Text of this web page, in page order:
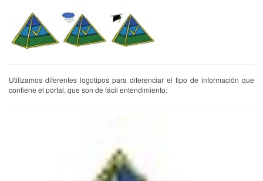
Utilizamos diferentes logotipos para diferenciar el tipo de información que
contiene el portal, que son de fácil entendimiento: